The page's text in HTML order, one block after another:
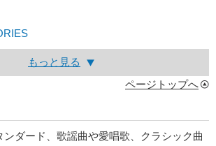
もっと見る
ページトップへ
ダード、歌謡曲や愛唱歌、クラシック曲